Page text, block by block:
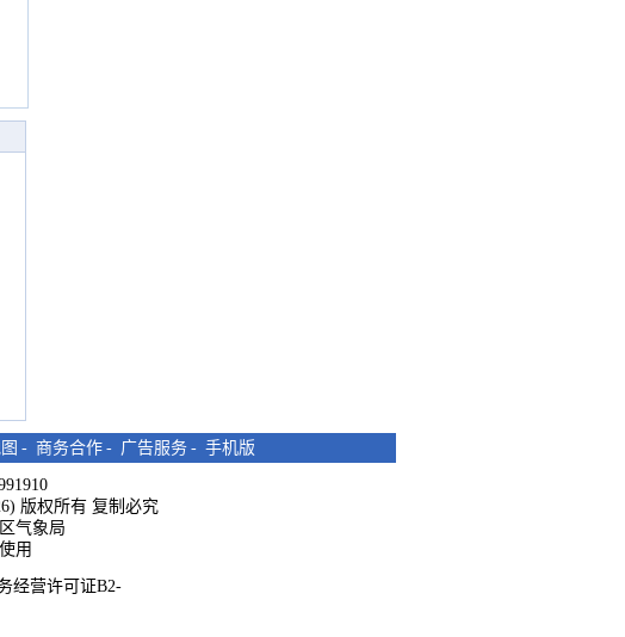
- 商务合作 - 广告服务 - 手机版
版权所有 复制必究
气象局
用
经营许可证B2-